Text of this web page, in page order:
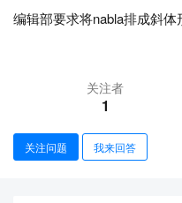
编辑部要求将nabla排成斜
关注者
1
关注问题 我来回答